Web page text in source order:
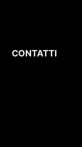
CONTATTI